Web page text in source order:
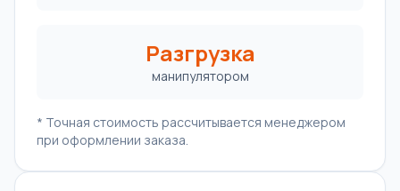
Разгрузка
манипулятором
* Точная стоимость рассчитывается менеджером
при оформлении заказа.